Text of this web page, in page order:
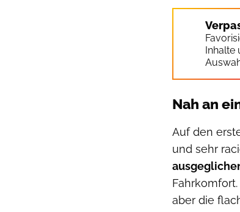
Inhalte
Nah an
Auf den
und sehr
aber die